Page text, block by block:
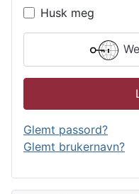
Husk meg
Glemt passord?
Glemt brukernavn?